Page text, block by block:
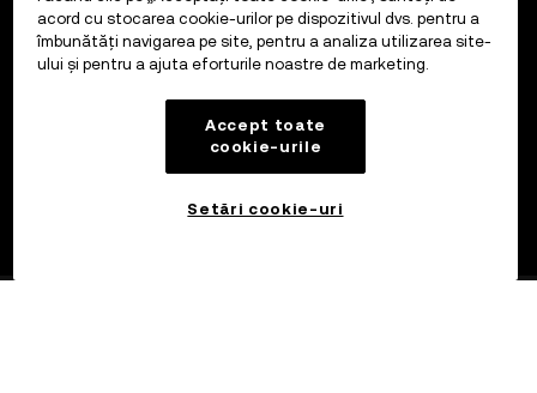
acord cu stocarea cookie-urilor pe dispozitivul dvs. pentru a
îmbunătăți navigarea pe site, pentru a analiza utilizarea site-
ului și pentru a ajuta eforturile noastre de marketing.
Accept toate
cookie-urile
Setări cookie-uri